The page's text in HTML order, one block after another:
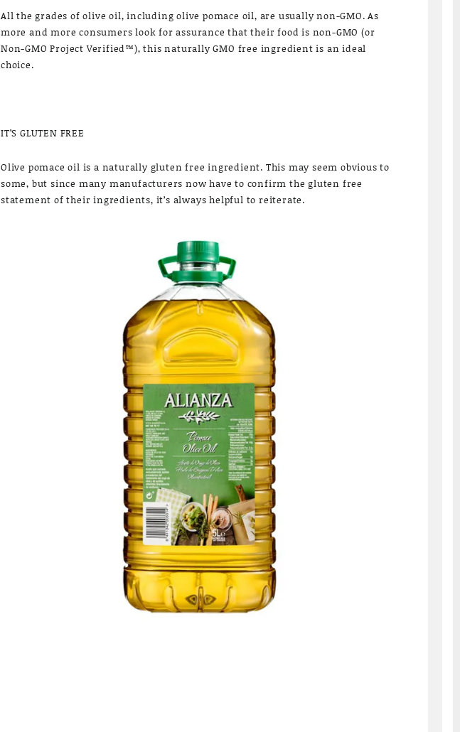
All the grades of olive oil, including olive pomace oil, are usually non-GMO. As
more and more consumers look for assurance that their food is non-GMO (or
Non-GMO Project Verified™), this naturally GMO free ingredient is an ideal
choice.
IT’S GLUTEN FREE
Olive pomace oil is a naturally gluten free ingredient. This may seem obvious to
some, but since many manufacturers now have to confirm the gluten free
statement of their ingredients, it’s always helpful to reiterate.